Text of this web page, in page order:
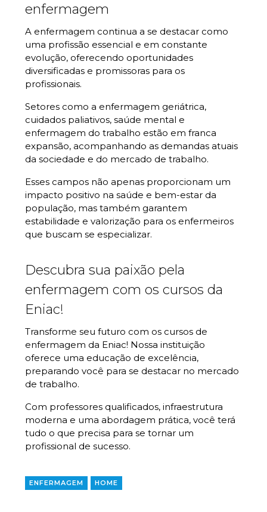
enfermagem
A enfermagem continua a se destacar como
uma profissão essencial e em constante
evolução, oferecendo oportunidades
diversificadas e promissoras para os
profissionais.
Setores como a enfermagem geriátrica,
cuidados paliativos, saúde mental e
enfermagem do trabalho estão em franca
expansão, acompanhando as demandas atuais
da sociedade e do mercado de trabalho.
Esses campos não apenas proporcionam um
impacto positivo na saúde e bem-estar da
população, mas também garantem
estabilidade e valorização para os enfermeiros
que buscam se especializar.
Descubra sua paixão pela
enfermagem com os cursos da
Eniac!
Transforme seu futuro com os cursos de
enfermagem da Eniac! Nossa instituição
oferece uma educação de excelência,
preparando você para se destacar no mercado
de trabalho.
Com professores qualificados, infraestrutura
moderna e uma abordagem prática, você terá
tudo o que precisa para se tornar um
profissional de sucesso.
ENFERMAGEM HOME